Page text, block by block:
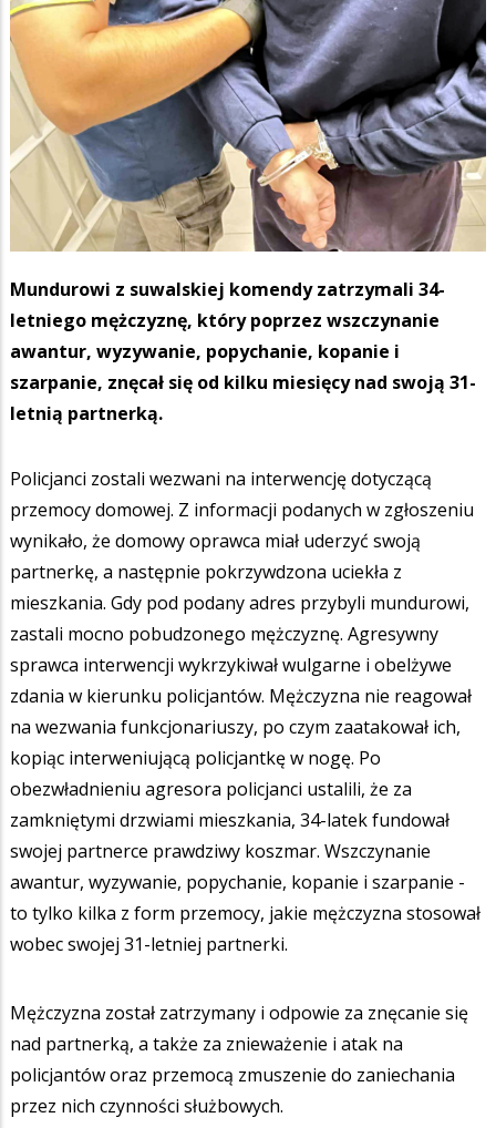
Mundurowi z suwalskiej komendy zatrzymali 34-
letniego mężczyznę, który poprzez wszczynanie
awantur, wyzywanie, popychanie, kopanie i
szarpanie, znęcał się od kilku miesięcy nad swoją 31-
letnią partnerką.
Policjanci zostali wezwani na interwencję dotyczącą
przemocy domowej. Z informacji podanych w zgłoszeniu
wynikało, że domowy oprawca miał uderzyć swoją
partnerkę, a następnie pokrzywdzona uciekła z
mieszkania. Gdy pod podany adres przybyli mundurowi,
zastali mocno pobudzonego mężczyznę. Agresywny
sprawca interwencji wykrzykiwał wulgarne i obelżywe
zdania w kierunku policjantów. Mężczyzna nie reagował
na wezwania funkcjonariuszy, po czym zaatakował ich,
kopiąc interweniującą policjantkę w nogę. Po
obezwładnieniu agresora policjanci ustalili, że za
zamkniętymi drzwiami mieszkania, 34-latek fundował
swojej partnerce prawdziwy koszmar. Wszczynanie
awantur, wyzywanie, popychanie, kopanie i szarpanie -
to tylko kilka z form przemocy, jakie mężczyzna stosował
wobec swojej 31-letniej partnerki.
Mężczyzna został zatrzymany i odpowie za znęcanie się
nad partnerką, a także za znieważenie i atak na
policjantów oraz przemocą zmuszenie do zaniechania
przez nich czynności służbowych.